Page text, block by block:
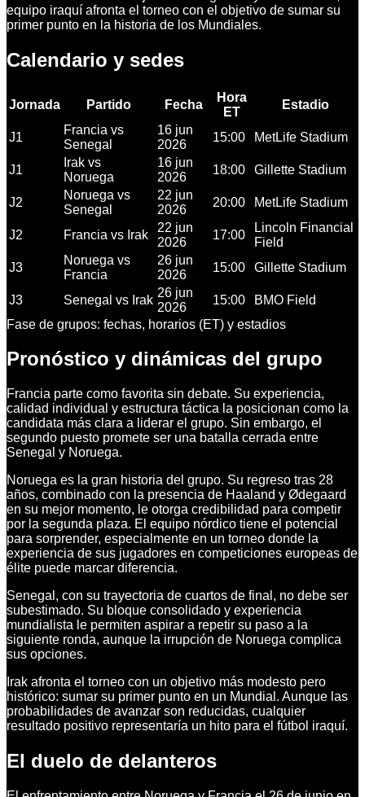
equipo iraquí afronta el torneo con el objetivo de sumar su
primer punto en la historia de los Mundiales.
Calendario y sedes
Jornada Partido Fecha
Hora
ET
Estadio
J1
Francia vs
Senegal
16 jun
2026
15:00 MetLife Stadium
J1
Irak vs
Noruega
16 jun
2026
18:00 Gillette Stadium
J2
Noruega vs
Senegal
22 jun
2026
20:00 MetLife Stadium
J2 Francia vs Irak
22 jun
2026
17:00
Lincoln Financial
Field
J3
Noruega vs
Francia
26 jun
2026
15:00 Gillette Stadium
J3 Senegal vs Irak
26 jun
2026
15:00
BMO Field
Fase de grupos: fechas, horarios (ET) y estadios
Pronóstico y dinámicas del grupo
Francia parte como favorita sin debate. Su experiencia,
calidad individual y estructura táctica la posicionan como la
candidata más clara a liderar el grupo. Sin embargo, el
segundo puesto promete ser una batalla cerrada entre
Senegal y Noruega.
Noruega es la gran historia del grupo. Su regreso tras 28
años, combinado con la presencia de Haaland y Ødegaard
en su mejor momento, le otorga credibilidad para competir
por la segunda plaza. El equipo nórdico tiene el potencial
para sorprender, especialmente en un torneo donde la
experiencia de sus jugadores en competiciones europeas de
élite puede marcar diferencia.
Senegal, con su trayectoria de cuartos de final, no debe ser
subestimado. Su bloque consolidado y experiencia
mundialista le permiten aspirar a repetir su paso a la
siguiente ronda, aunque la irrupción de Noruega complica
sus opciones.
Irak afronta el torneo con un objetivo más modesto pero
histórico: sumar su primer punto en un Mundial. Aunque las
probabilidades de avanzar son reducidas, cualquier
resultado positivo representaría un hito para el fútbol iraquí.
El duelo de delanteros